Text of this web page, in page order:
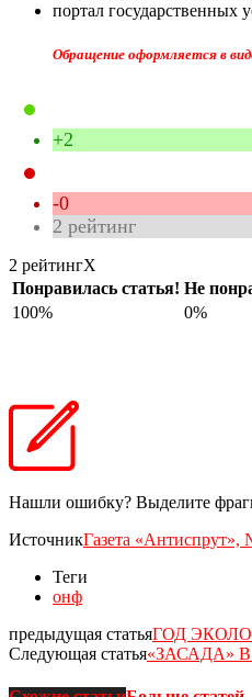
портал государственных
Обращение оформляется в
+2
-0
2 рейтинг
2 рейтингX
Понравилась статья! Не
100%
0%
Нашли ошибку? Выделите
ИсточникГазета «Антиспрут»,
Теги
онф
предыдущая статьяГОД
Следующая статья«ЗАСАДА»